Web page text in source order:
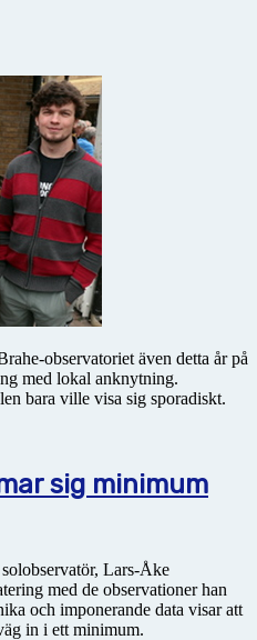
observatoriet även detta år på
med lokal anknytning.
bara ville visa sig sporadiskt.
sig minimum
Lars-Åke
med de observationer han
och imponerande data visar att
in i ett minimum.